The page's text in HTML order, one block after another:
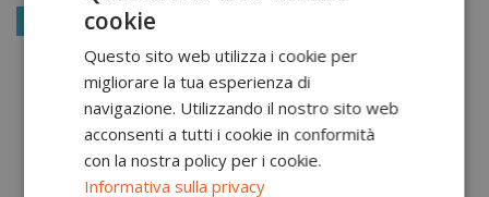
cookie
Questo sito web utilizza i cookie per
migliorare la tua esperienza di
navigazione. Utilizzando il nostro sito web
acconsenti a tutti i cookie in conformità
con la nostra policy per i cookie.
Informativa sulla privacy